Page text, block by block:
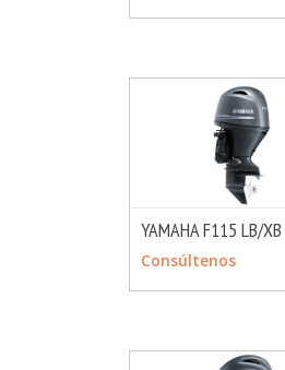
CONSULTAR
YAMAHA F115 LB/XB
Consúltenos